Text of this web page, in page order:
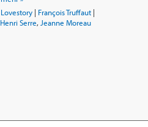
Lovestory| François Truffaut|
Henri Serre, Jeanne Moreau